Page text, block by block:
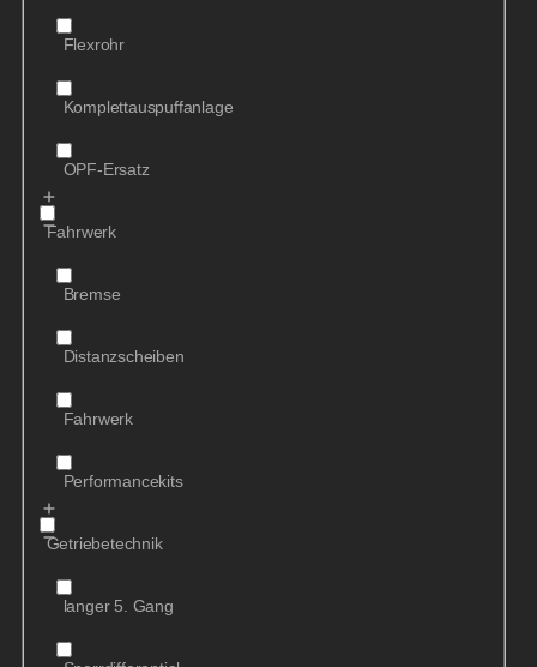
Flexrohr
Komplettauspuffanlage
OPF-Ersatz
Fahrwerk
Bremse
Distanzscheiben
Fahrwerk
Performancekits
Getriebetechnik
langer 5. Gang